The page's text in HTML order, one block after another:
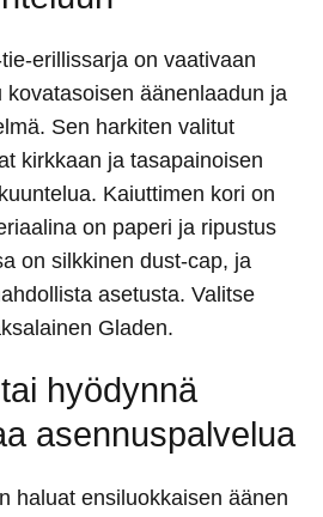
erillissarja on vaativaan
kovatasoisen äänenlaadun ja
Sen harkiten valitut
kirkkaan ja tasapainoisen
Kaiuttimen kori on
on paperi ja ripustus
on silkkinen dust-cap, ja
asetusta. Valitse
Gladen.
hyödynnä
asennuspalvelua
haluat ensiluokkaisen äänen